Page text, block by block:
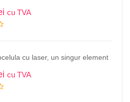
cu TVA
cu laser, un singur element
cu TVA